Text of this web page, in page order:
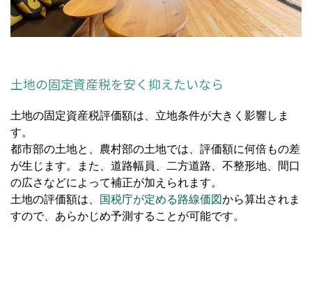
土地の固定資産税を安く抑えたいなら
土地の固定資産税評価額は、立地条件が大きく影響しま
す。
都市部の土地と、農村部の土地では、評価額に何倍もの差
が生じます。また、道路幅員、二方道路、不整形地、間口
の広さなどによって補正が加えられます。
土地の評価額は、
国税庁が定める路線価図から算出されま
すので、あらかじめ予測することが可能です。